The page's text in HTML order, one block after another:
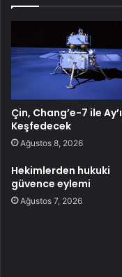
Çin, Chang’e-7 ile Ay’ı
Keşfedecek
Ağustos 8, 2026
Hekimlerden hukuki
güvence eylemi
Ağustos 7, 2026